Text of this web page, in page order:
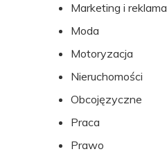
Marketing i reklama
Moda
Motoryzacja
Nieruchomości
Obcojęzyczne
Praca
Prawo